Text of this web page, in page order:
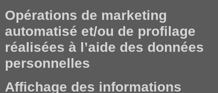
Opérations de marketing
automatisé et/ou de profilage
réalisées à l’aide des données
personnelles
Affichage des informations